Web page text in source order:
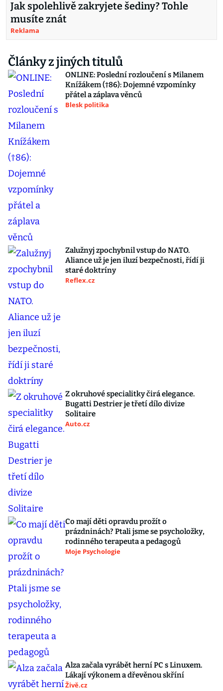
Jak spolehlivě zakryjete šediny? Tohle
musíte znát
Reklama
Články z jiných titulů
ONLINE: Poslední rozloučení s Milanem
Knížákem (†86): Dojemné vzpomínky
přátel a záplava věnců
Blesk politika
Zalužnyj zpochybnil vstup do NATO.
Aliance už je jen iluzí bezpečnosti, řídí ji
staré doktríny
Reflex.cz
Z okruhové specialitky čirá elegance.
Bugatti Destrier je třetí dílo divize
Solitaire
Auto.cz
Co mají děti opravdu prožít o
prázdninách? Ptali jsme se psycholožky,
rodinného terapeuta a pedagogů
Moje Psychologie
Alza začala vyrábět herní PC s Linuxem.
Lákají výkonem a dřevěnou skříní
Živě.cz